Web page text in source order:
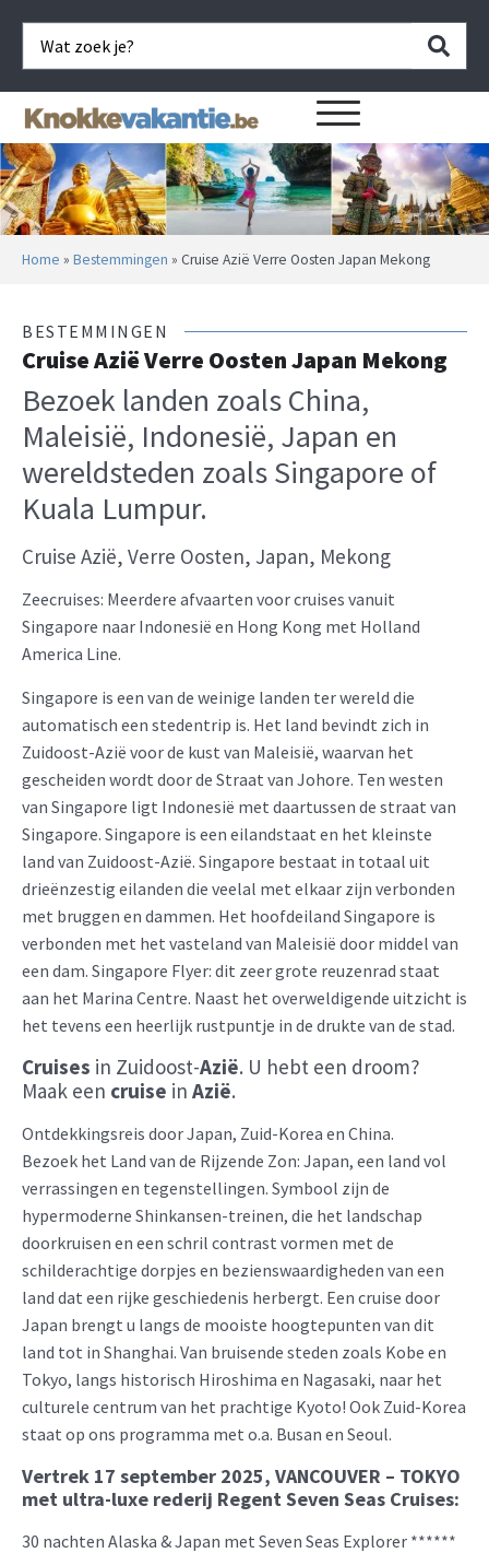
Home » Bestemmingen » Cruise Azië Verre Oosten Japan Mekong
BESTEMMINGEN
Cruise Azië Verre Oosten Japan Mekong
Bezoek landen zoals China,
Maleisië, Indonesië, Japan en
wereldsteden zoals Singapore of
Kuala Lumpur.
Cruise Azië, Verre Oosten, Japan, Mekong
Zeecruises: Meerdere afvaarten voor cruises vanuit
Singapore naar Indonesië en Hong Kong met Holland
America Line.
Singapore is een van de weinige landen ter wereld die
automatisch een stedentrip is. Het land bevindt zich in
Zuidoost-Azië voor de kust van Maleisië, waarvan het
gescheiden wordt door de Straat van Johore. Ten westen
van Singapore ligt Indonesië met daartussen de straat van
Singapore. Singapore is een eilandstaat en het kleinste
land van Zuidoost-Azië. Singapore bestaat in totaal uit
drieënzestig eilanden die veelal met elkaar zijn verbonden
met bruggen en dammen. Het hoofdeiland Singapore is
verbonden met het vasteland van Maleisië door middel van
een dam. Singapore Flyer: dit zeer grote reuzenrad staat
aan het Marina Centre. Naast het overweldigende uitzicht is
het tevens een heerlijk rustpuntje in de drukte van de stad.
Cruises in Zuidoost-Azië. U hebt een droom?
Maak een cruise in Azië.
Ontdekkingsreis door Japan, Zuid-Korea en China.
Bezoek het Land van de Rijzende Zon: Japan, een land vol
verrassingen en tegenstellingen. Symbool zijn de
hypermoderne Shinkansen-treinen, die het landschap
doorkruisen en een schril contrast vormen met de
schilderachtige dorpjes en bezienswaardigheden van een
land dat een rijke geschiedenis herbergt. Een cruise door
Japan brengt u langs de mooiste hoogtepunten van dit
land tot in Shanghai. Van bruisende steden zoals Kobe en
Tokyo, langs historisch Hiroshima en Nagasaki, naar het
culturele centrum van het prachtige Kyoto! Ook Zuid-Korea
staat op ons programma met o.a. Busan en Seoul.
Vertrek 17 september 2025, VANCOUVER – TOKYO
met ultra-luxe rederij Regent Seven Seas Cruises:
30 nachten Alaska & Japan met Seven Seas Explorer ******